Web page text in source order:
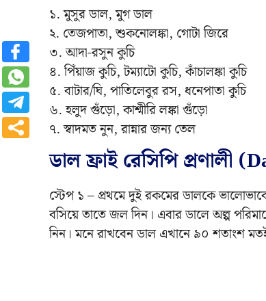
১. মুসুর ডাল, মুগ ডাল
২. তেজপাতা, শুকনোলঙ্কা, গোটা জিরে
৩. আদা-রসুন কুচি
৪. পিঁয়াজ কুচি, টম্যাটো কুচি, কাঁচালঙ্কা কুচি
৫. বাটার/ঘি, পাতিলেবুর রস, ধনেপাতা কুচি
৬. হলুদ গুঁড়ো, কাশ্মীরি লঙ্কা গুঁড়ো
৭. স্বাদমত নুন, রান্নার জন্য তেল
ডাল ফ্রাই রেসিপি
স্টেপ ১ – প্রথমে দুই রকমের ডালকে
বসিয়ে তাতে জল দিন। এবার ডালে অল্প
নিন। মনে রাখবেন ডাল এখানে ৯০ শতাংশ